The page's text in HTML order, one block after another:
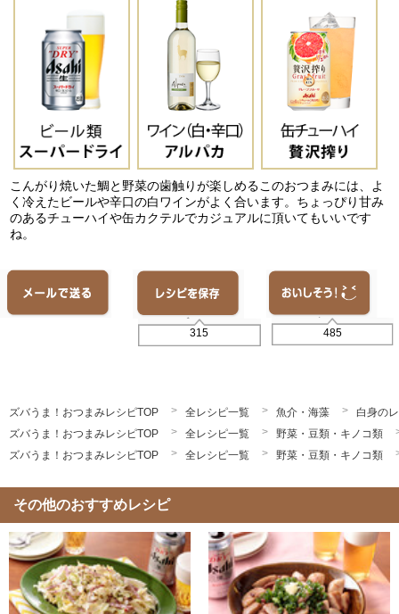
こんがり焼いた鯛と野菜の歯触りが楽しめるこのおつまみには、よ
く冷えたビールや辛口の白ワインがよく合います。ちょっぴり甘み
のあるチューハイや缶カクテルでカジュアルに頂いてもいいです
ね。
315 485
ズバうま！おつまみレシピTOP 全レシピ一覧 魚介・海藻
白身の
ズバうま！おつまみレシピTOP
全レシピ一覧
野菜・豆類・キノコ類
ズバうま！おつまみレシピTOP
全レシピ一覧 野菜・豆類・キノコ類
その他のおすすめレシピ